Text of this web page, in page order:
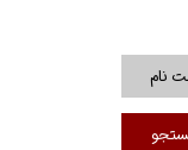
نام
من